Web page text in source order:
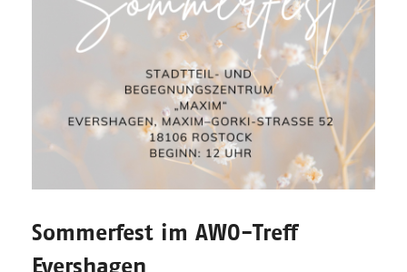
Sommerfest im AWO-Treff
Evershagen